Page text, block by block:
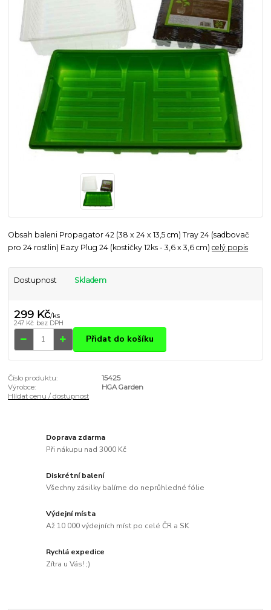
Obsah baleni Propagator 42 (38 x 24 x 13,5 cm) Tray 24 (sadbovač
pro 24 rostlin) Eazy Plug 24 (kostičky 12ks - 3,6 x 3,6 cm)celý popis
Dostupnost Skladem
299 Kč/ks
247 Kč bez DPH
Přidat do košíku
Číslo produktu:
15425
Výrobce:
HGA Garden
Hlídat cenu / dostupnost
Doprava zdarma
Při nákupu nad 3000 Kč
Diskrétní balení
Všechny zásilky balíme do neprůhledné fólie
Výdejní místa
Až 10 000 výdejních míst po celé ČR a SK
Rychlá expedice
Zítra u Vás! ;)